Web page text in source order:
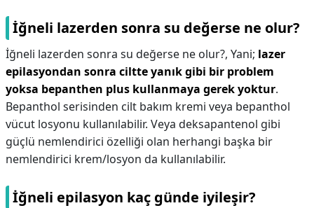
İğneli lazerden sonra su değerse ne olur?
İğneli lazerden sonra su değerse ne olur?, Yani; lazer
epilasyondan sonra ciltte yanık gibi bir problem
yoksa bepanthen plus kullanmaya gerek yoktur.
Bepanthol serisinden cilt bakım kremi veya bepanthol
vücut losyonu kullanılabilir. Veya deksapantenol gibi
güçlü nemlendirici özelliği olan herhangi başka bir
nemlendirici krem/losyon da kullanılabilir.
İğneli epilasyon kaç günde iyileşir?